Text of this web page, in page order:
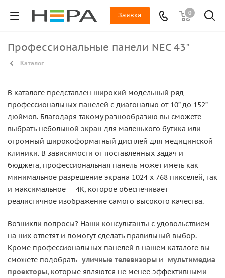
0
Заявка
Профессиональные панели NEC 43"
Каталог
В каталоге представлен широкий модельный ряд
профессиональных панелей с диагональю от 10” до 152”
дюймов. Благодаря такому разнообразию вы сможете
выбрать небольшой экран для маленького бутика или
огромный широкоформатный дисплей для медицинской
клиники. В зависимости от поставленных задач и
бюджета, профессиональная панель может иметь как
минимальное разрешение экрана 1024 x 768 пикселей, так
и максимальное — 4K, которое обеспечивает
реалистичное изображение самого высокого качества.
Возникли вопросы? Наши консультанты с удовольствием
на них ответят и помогут сделать правильный выбор.
Кроме профессиональных панелей в нашем каталоге вы
сможете подобрать уличные телевизоры и
мультимедиа
проекторы, которые являются не менее эффективными